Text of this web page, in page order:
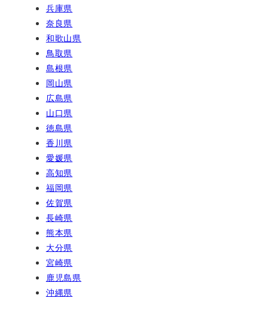
兵庫県
奈良県
和歌山県
鳥取県
島根県
岡山県
広島県
山口県
徳島県
香川県
愛媛県
高知県
福岡県
佐賀県
長崎県
熊本県
大分県
宮崎県
鹿児島県
沖縄県